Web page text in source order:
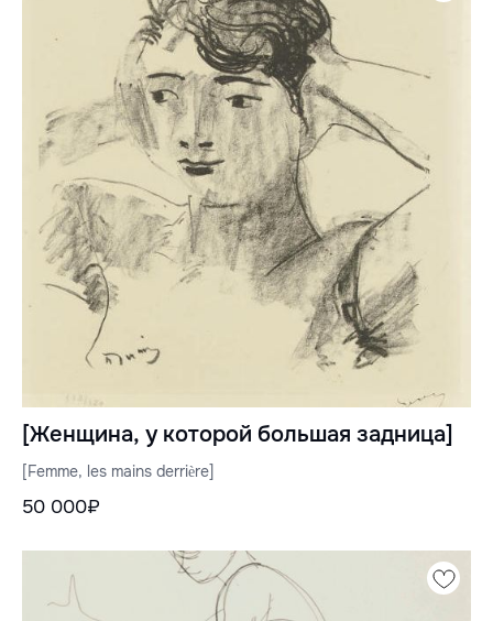
[Женщина, у которой большая задница]
[Femme, les mains derrière]
50 000₽